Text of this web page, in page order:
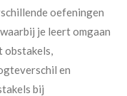
oefeningen
je leert omgaan
obstakels,
en
bij